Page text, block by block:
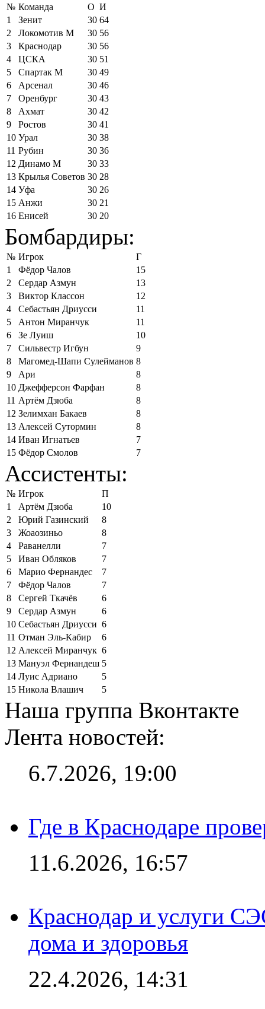
№ Команда О И
1
Зенит 30 64
2
Локомотив М 30 56
3
Краснодар 30 56
4
ЦСКА 30 51
5
Спартак М 30 49
6
Арсенал 30 46
7
Оренбург 30 43
8
Ахмат 30 42
9
Ростов 30 41
10 Урал 30 38
11 Рубин 30 36
12 Динамо М 30 33
13 Крылья Советов 30 28
14 Уфа 30 26
15 Анжи 30 21
16 Енисей 30 20
Бомбардиры:
№ Игрок
Г
1
Фёдор Чалов
15
2
Сердар Азмун
13
3
Виктор Классон
12
4
Себастьян Дриусси
11
5
Антон Миранчук
11
6
Зе Луиш
10
7
Сильвестр Игбун
9
8
Магомед-Шапи Сулейманов 8
9
Ари
8
10 Джефферсон Фарфан
8
11 Артём Дзюба
8
12 Зелимхан Бакаев
8
13 Алексей Сутормин
8
14 Иван Игнатьев
7
15 Фёдор Смолов 7
Ассистенты:
№ Игрок
П
1
Артём Дзюба
10
2
Юрий Газинский
8
3
Жоаозиньо
8
4
Раванелли
7
5
Иван Обляков
7
6
Марио Фернандес
7
7
Фёдор Чалов
7
8
Сергей Ткачёв
6
9
Сердар Азмун
6
10 Себастьян Дриусси 6
11 Отман Эль-Кабир
6
12 Алексей Миранчук 6
13 Мануэл Фернандеш 5
14 Луис Адриано
5
15 Никола Влашич 5
Наша группа Вконтакте
Лента новостей:
6.7.2026, 19:00
Где в Краснодаре
11.6.2026, 16:57
Краснодар и услуги
дома и здоровья
22.4.2026, 14:31